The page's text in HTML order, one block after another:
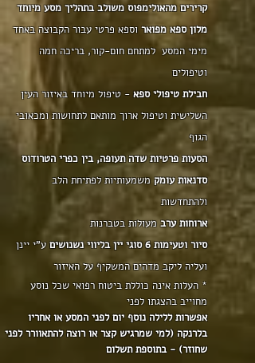
קרירים מהאולימפוס משולב בתהליך מסע מיוחד
מלון ספא מפואר וספא פרטי עבור הקבוצה באחד
מימי המסע למתחם חום-קור, בריכה חמה
וטיפולים
חבילת טיפולי ספא - טיפול מיוחד באיזור העין
השלישית וטיפול ארוך מותאם לתחושות ומכאובי
הגוף
הסעות פרטיות שדה תעופה, בין כפרי הטרודוס
סדנאות עומק משמעותיות לפתיחת הלב
ולהתחדשות
ארוחות ערבמעולות בטברנות
סיור וטעימות 6 סוגי יין בליווי נשנושים
ע"י יינן
ועליה ליקב מדהים המשקיף על האיזור
* העלות אינה כוללת ביטוח רפואי שכל נוסע
מחוייב בהצגתו לפני
אפשרות ללילה נוסף יום לפני המסע או אחריו
בלרנקה (למי שמרגיש קצר או רוצה להתאוורר לפני
שחוזר) - בתוספת תשלום